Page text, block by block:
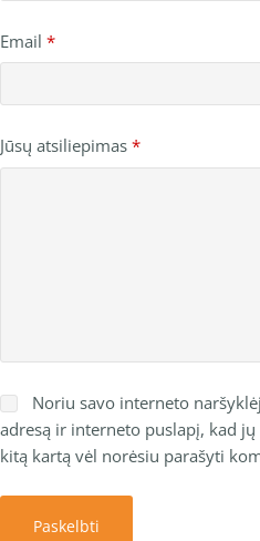
Email *
Jūsų atsiliepimas *
Noriu savo interneto
adresą ir interneto puslapį, kad
kitą kartą vėl norėsiu parašyti
Paskelbti